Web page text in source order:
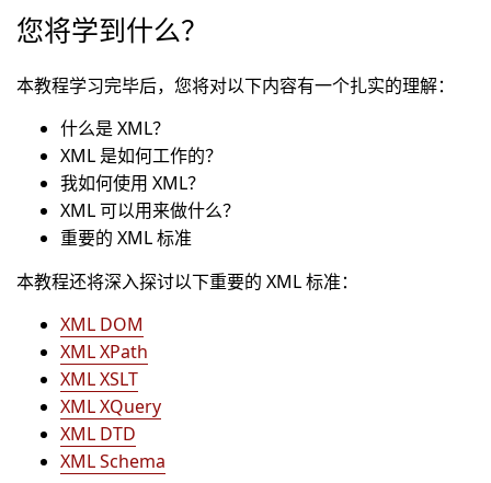
您将学到什么？
本教程学习完毕后，您将对以下内容有一个扎实的理解：
什么是 XML？
XML 是如何工作的？
我如何使用 XML？
XML 可以用来做什么？
重要的 XML 标准
本教程还将深入探讨以下重要的 XML 标准：
XML DOM
XML XPath
XML XSLT
XML XQuery
XML DTD
XML Schema